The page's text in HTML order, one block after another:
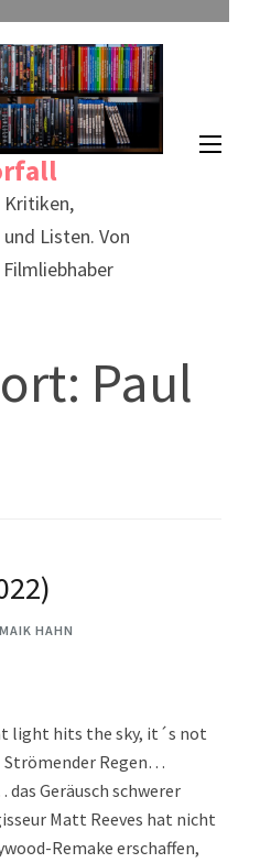
Kritiken,
Listen. Von
Paul
MAIK HAHN
light hits the sky, it´s not
Regen…
Geräusch schwerer
Matt Reeves hat nicht
Remake erschaffen,